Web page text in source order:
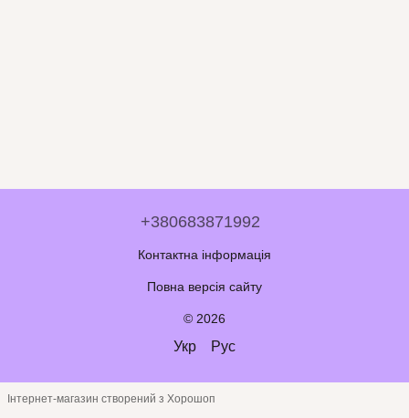
+380683871992
Контактна інформація
Повна версія сайту
© 2026
Укр Рус
Інтернет-магазин створений з Хорошоп